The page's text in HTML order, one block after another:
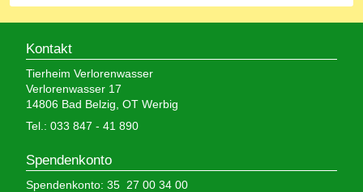
Kontakt
Tierheim Verlorenwasser
Verlorenwasser 17
14806 Bad Belzig, OT Werbig
Tel.: 033 847 - 41 890
Spendenkonto
Spendenkonto: 35 27 00 34 00